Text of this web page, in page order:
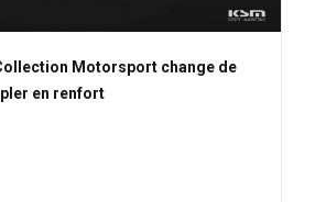
Motorsport change de
en renfort